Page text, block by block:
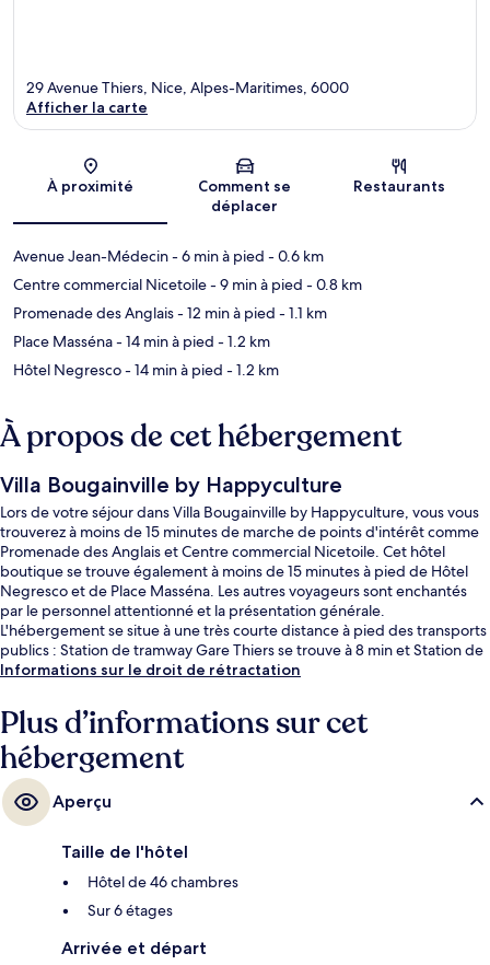
Carte
29 Avenue Thiers, Nice, Alpes-Maritimes, 6000
Afficher la carte
À proximité
Comment se
déplacer
Restaurants
Avenue Jean-Médecin- 6 min à pied - 0.6 km
Centre commercial Nicetoile- 9 min à pied - 0.8 km
Promenade des Anglais- 12 min à pied - 1.1 km
Place Masséna- 14 min à pied - 1.2 km
Hôtel Negresco- 14 min à pied - 1.2 km
À propos de cet hébergement
Villa Bougainville by Happyculture
Lors de votre séjour dans Villa Bougainville by Happyculture, vous vous
trouverez à moins de 15 minutes de marche de points d'intérêt comme
Promenade des Anglais et Centre commercial Nicetoile. Cet hôtel
boutique se trouve également à moins de 15 minutes à pied de Hôtel
Negresco et de Place Masséna. Les autres voyageurs sont enchantés
par le personnel attentionné et la présentation générale.
L'hébergement se situe à une très courte distance à pied des transports
publics : Station de tramway Gare Thiers se trouve à 8 min et Station de
tramway Alsace-Lorraine, à 8 min.
Informations sur le droit de rétractation
Plus d’informations sur cet
hébergement
Aperçu
Taille de l'hôtel
Hôtel de 46 chambres
Sur 6 étages
Arrivée et départ